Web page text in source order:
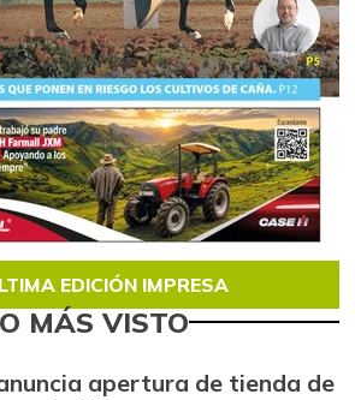
EDICIÓN IMPRESA
MÁS VISTO
apertura de tienda de